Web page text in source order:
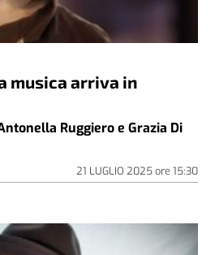
musica arriva in
Ruggiero e Grazia Di
21 LUGLIO 2025ore 15:30